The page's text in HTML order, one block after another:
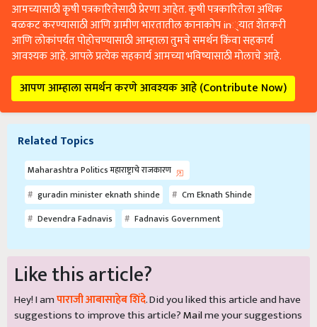
आमच्यासाठी कृषी पत्रकारितेसाठी प्रेरणा आहेत. कृषी पत्रकारितेला अधिक
बळकट करण्यासाठी आणि ग्रामीण भारतातील कानाकोप in्यात शेतकरी
आणि लोकांपर्यंत पोहोचण्यासाठी आम्हाला तुमचे समर्थन किंवा सहकार्य
आवश्यक आहे. आपले प्रत्येक सहकार्य आमच्या भविष्यासाठी मोलाचे आहे.
आपण आम्हाला समर्थन करणे आवश्यक आहे (Contribute Now)
Related Topics
Maharashtra Politics महाराष्ट्राचे राजकारण
guradin minister eknath shinde
Cm Eknath Shinde
Devendra Fadnavis
Fadnavis Government
Like this article?
Hey! I amपाराजी आबासाहेब शिंदे. Did you liked this article and have
suggestions to improve this article?Mailme your suggestions